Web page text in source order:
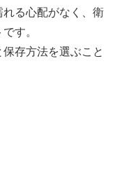
る心配がなく、衛
す。
存方法を選ぶこと